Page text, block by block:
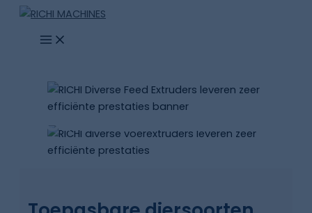
Ga
VOEREXTRUDERMACHINE
tweeschroefsextruders. Eénschroefextruders